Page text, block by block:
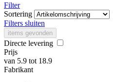
Filter
Sortering
Filters sluiten
items gevonden
Directe levering
Prijs
van 5.9 tot 18.9
Fabrikant